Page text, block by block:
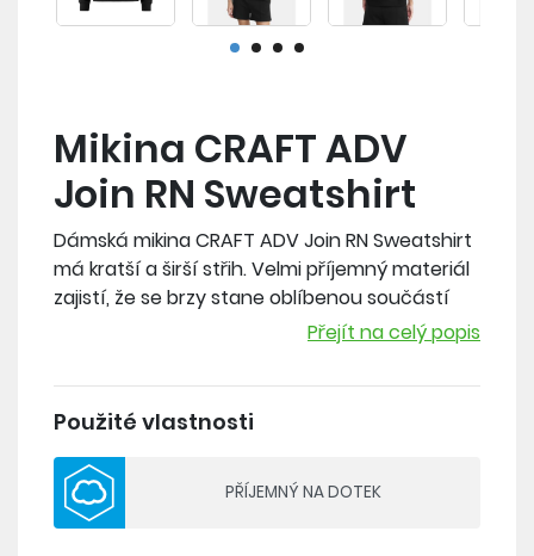
Mikina CRAFT ADV
Join RN Sweatshirt
Dámská mikina CRAFT ADV Join RN Sweatshirt
má kratší a širší střih. Velmi příjemný materiál
zajistí, že se brzy stane oblíbenou součástí
Vašeho sportovního outfitu.
Materiál: 49% polyester, 46% bavlna, 5%
elastan
- příjemný, hustě pletený materiál kombinující
polyester a bavlnu s gramáží 320 g/m2
- kratší a širší střih
Přejít na celý popis
Použité vlastnosti
PŘÍJEMNÝ NA DOTEK